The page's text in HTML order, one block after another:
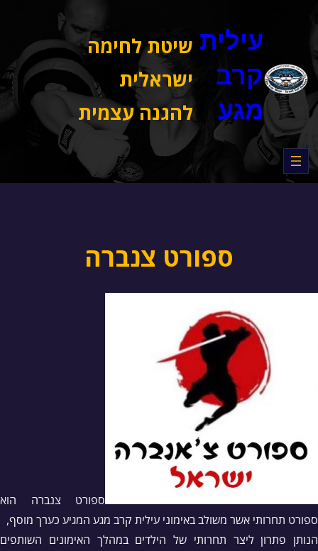
לתוכן
עילית
קרב
מגע
שיטת לחימה
ישראלית
להגנה עצמית
ספורט צנברה
ספורט צנברה הוא
ספורט תחרותי אשר משולב באימוני עילית קרב מגע המגיע כערך מוסף,
הנותן פתרון ליצר תחרותי של הילדים במהלך האימונים השותפים